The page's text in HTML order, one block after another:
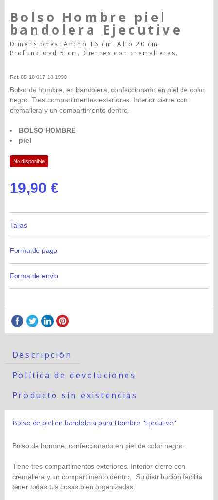
Bolso Hombre piel
bandolera Ejecutive
Dimensiones: Ancho 16 cm. Alto 20 cm.
Profundidad 5 cm. Cierres con cremalleras.
Ref. 65-18-017-18-1990
Bolso de hombre, en bandolera, confeccionado en piel de color
negro. Tres compartimentos exteriores. Interior cierre con
cremallera y un compartimento dentro.
BOLSO HOMBRE
piel
No disponible
19,90 €
Tallas
Forma de pago
Forma de envio
Descripción
Política de devoluciones
Producto sin existencias
Bolso de piel en bandolera para Hombre "Ejecutive"
Bolso de hombre, confeccionado en piel de color negro.
Tiene tres compartimentos exteriores. Interior cierre con
cremallera y un compartimento dentro. Su distribución facilita
tener todas tus cosas bien organizadas.